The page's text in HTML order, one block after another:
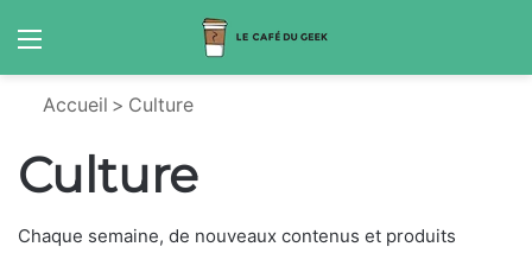
Accueil > Culture
Culture
Chaque semaine, de nouveaux contenus et produits